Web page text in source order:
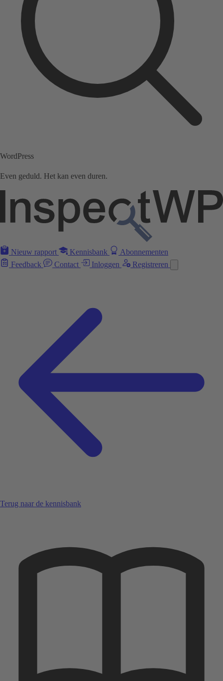
WordPress
Even geduld. Het kan even duren.
Nieuw rapport Kennisbank
Abonnementen
Feedback
Contact Inloggen Registreren
Terug naar de kennisbank